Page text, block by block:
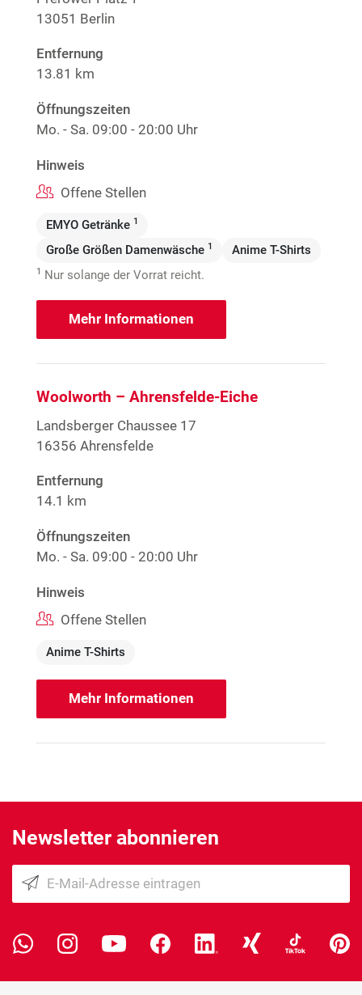
13051 Berlin
Entfernung
13.81 km
Öffnungszeiten
Mo. - Sa. 09:00 - 20:00 Uhr
Hinweis
Offene Stellen
EMYO Getränke 1
Große Größen Damenwäsche 1 Anime T-Shirts
1 Nur solange der Vorrat reicht.
Mehr Informationen
Woolworth – Ahrensfelde-Eiche
Landsberger Chaussee 17
16356 Ahrensfelde
Entfernung
14.1 km
Öffnungszeiten
Mo. - Sa. 09:00 - 20:00 Uhr
Hinweis
Offene Stellen
Anime T-Shirts
Mehr Informationen
Newsletter abonnieren